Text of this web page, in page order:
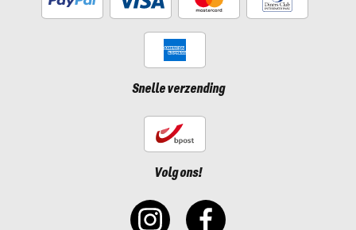
Snelle verzending
Volg ons!